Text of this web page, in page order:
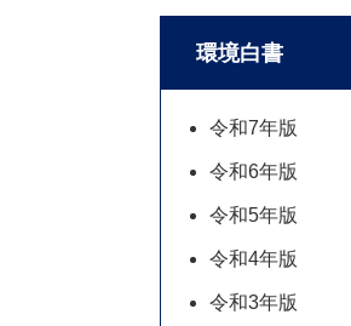
環境白書
令和7年版
令和6年版
令和5年版
令和4年版
令和3年版